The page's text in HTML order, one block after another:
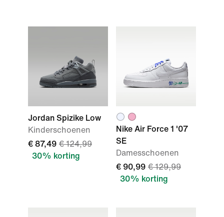
Jordan Spizike Low
Kinderschoenen
€ 87,49 € 124,99
30% korting
Nike Air Force 1 '07
SE
Damesschoenen
€ 90,99 € 129,99
30% korting